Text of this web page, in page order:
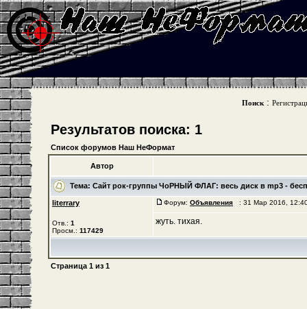
Поиск :
Результатов поиска: 1
Список форумов Наш НеФормат
Автор
Тема: Cайт рок-группы ЧоРНЫЙ ФЛАГ: весь диск в mp3 -
literrary
Отв.: 1
Просм.: 117429
Форум: Объявления : 31 Мар 2016,
жуть. тихая.
Страница 1 из 1